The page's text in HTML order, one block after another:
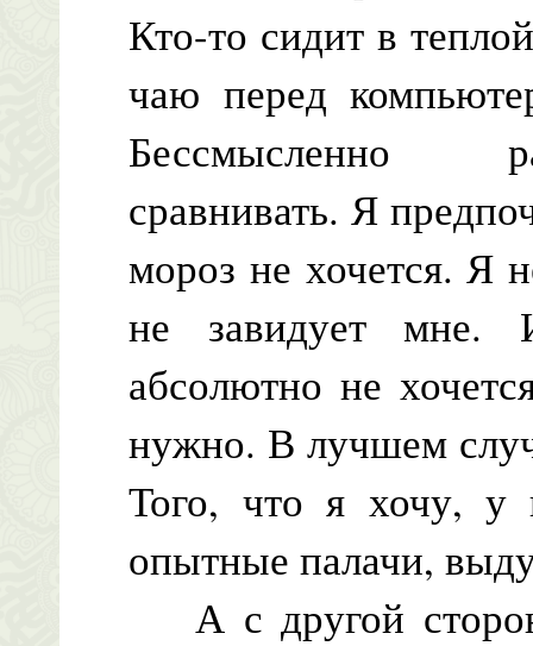
Кто-то сидит в
чаю перед
Бессмысленно
сравнивать. Я
мороз не хочется. Я
не завидует мне.
абсолютно не
нужно. В лучшем
Того, что я хочу,
опытные палачи,
А с другой